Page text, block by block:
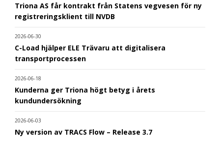
Triona AS får kontrakt från Statens vegvesen för ny
registreringsklient till NVDB
2026-06-30
C-Load hjälper ELE Trävaru att digitalisera
transportprocessen
2026-06-18
Kunderna ger Triona högt betyg i årets
kundundersökning
2026-06-03
Ny version av TRACS Flow – Release 3.7